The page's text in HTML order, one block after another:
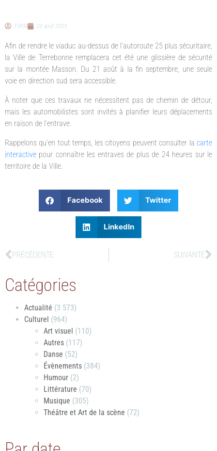
TVRM 20 août 2023
Afin de rendre le viaduc au-dessus de l’autoroute 25 plus sécuritaire,
la Ville de Terrebonne remplacera cet été une glissière de sécurité
sur la montée Masson. Du 21 août à la fin septembre, une seule
voie en direction sud sera accessible.
À noter que ces travaux ne nécessitent pas de chemin de détour,
mais les automobilistes sont invités à planifier leurs déplacements
en raison de l’entrave.
Rappelons qu’en tout temps, les citoyens peuvent consulter la carte
interactive pour connaître les entraves de plus de 24 heures sur le
territoire de la Ville.
Facebook Twitter
LinkedIn
PRÉCÉDENTE SUIVANTE
Catégories
Actualité (3 573)
Culturel (964)
Art visuel (110)
Autres (117)
Danse (52)
Évènements (384)
Humour (2)
Littérature (70)
Musique (305)
Théâtre et Art de la scène (72)